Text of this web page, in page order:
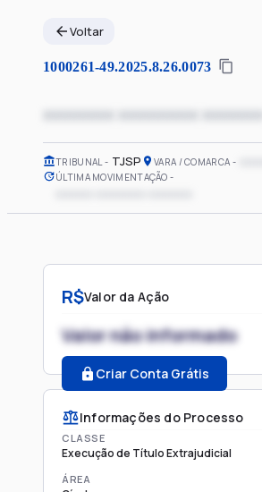
Voltar
1000261-49.2025.8.26.0073
xxxxxxxx xxxxxxxxx xxxxxxx
TRIBUNAL TJSP VARA / COMARCA
ÚLTIMA MOVIMENTAÇÃO
R$Valor da Ação
Valor não informado
Criar Conta Grátis
Informações do Processo
CLASSE
Execução de Título Extrajudicial
ÁREA